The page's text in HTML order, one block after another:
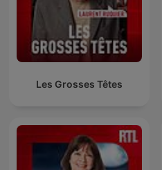
Les Grosses Têtes